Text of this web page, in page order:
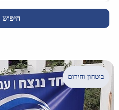
חיפוש
ביטחון וחירום